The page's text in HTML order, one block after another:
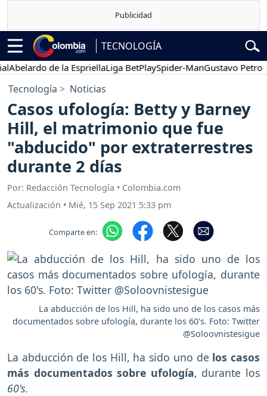
TECNOLOGÍA
de la EspriellaLiga BetPlaySpider-ManGustavo Petro
Tecnología Noticias
Casos ufología: Betty y Barney
Hill, el matrimonio que fue
"abducido" por extraterrestres
durante 2 días
Por: Redacción Tecnología • Colombia.com
Actualización • Mié, 15 Sep 2021 5:33 pm
Comparte en:
La abducción de los Hill, ha sido uno de los casos más
documentados sobre ufología, durante los 60's. Foto: Twitter
@Soloovnistesigue
La abducción de los Hill, ha sido uno de los casos
más documentados sobre ufología, durante los
60's.